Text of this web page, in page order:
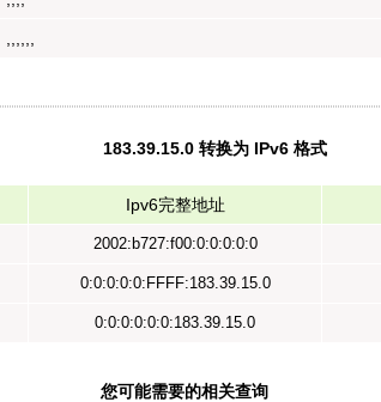
183.39.15.0 转换为 IPv6 格式
Ipv6完整地址
2002:b727:f00:0:0:0:0:0
0:0:0:0:0:FFFF:183.39.15.0
0:0:0:0:0:0:183.39.15.0
您可能需要的相关查询